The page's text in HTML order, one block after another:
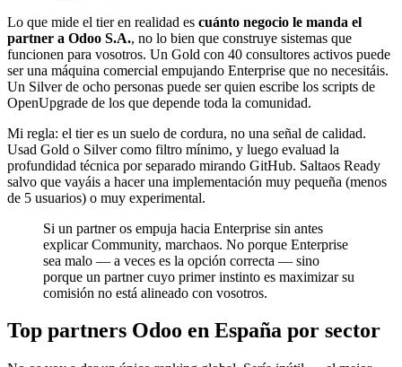
Lo que mide el tier en realidad es cuánto negocio le manda el
partner a Odoo S.A., no lo bien que construye sistemas que
funcionen para vosotros. Un Gold con 40 consultores activos puede
ser una máquina comercial empujando Enterprise que no necesitáis.
Un Silver de ocho personas puede ser quien escribe los scripts de
OpenUpgrade de los que depende toda la comunidad.
Mi regla: el tier es un suelo de cordura, no una señal de calidad.
Usad Gold o Silver como filtro mínimo, y luego evaluad la
profundidad técnica por separado mirando GitHub. Saltaos Ready
salvo que vayáis a hacer una implementación muy pequeña (menos
de 5 usuarios) o muy experimental.
Si un partner os empuja hacia Enterprise sin antes
explicar Community, marchaos. No porque Enterprise
sea malo — a veces es la opción correcta — sino
porque un partner cuyo primer instinto es maximizar su
comisión no está alineado con vosotros.
Top partners Odoo en España por sector